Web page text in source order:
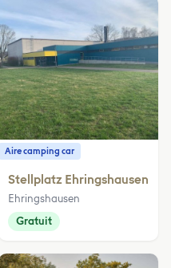
Aire camping car
Stellplatz Ehringshausen
Ehringshausen
Gratuit